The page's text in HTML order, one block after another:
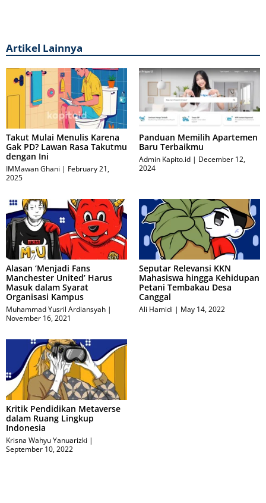
Artikel Lainnya
Takut Mulai Menulis Karena
Gak PD? Lawan Rasa Takutmu
dengan Ini
IMMawan Ghani
February 21,
2025
Panduan Memilih Apartemen
Baru Terbaikmu
Admin Kapito.id
December 12,
2024
Alasan ‘Menjadi Fans
Manchester United’ Harus
Masuk dalam Syarat
Organisasi Kampus
Muhammad Yusril Ardiansyah
November 16, 2021
Seputar Relevansi KKN
Mahasiswa hingga Kehidupan
Petani Tembakau Desa
Canggal
Ali Hamidi May 14, 2022
Kritik Pendidikan Metaverse
dalam Ruang Lingkup
Indonesia
Krisna Wahyu Yanuarizki
September 10, 2022